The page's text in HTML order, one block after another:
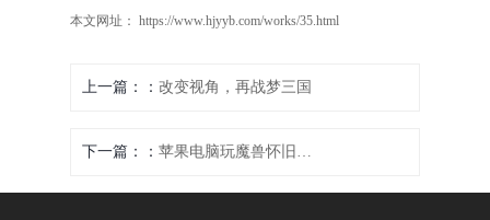
本文网址： https://www.hjyyb.com/works/35.html
上一篇： 改变视角，再战梦三国
下一篇： 苹果电脑玩魔兽怀旧服攻略